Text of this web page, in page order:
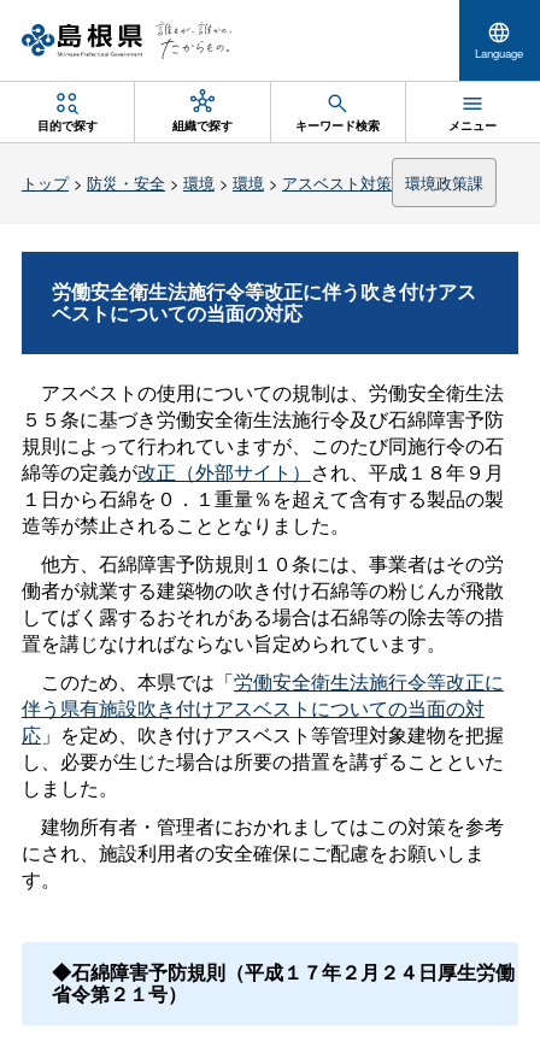
Language
目的で探す 組織で探す キーワード検索 メニュー
トップ> 防災・安全> 環境> 環境> アスベスト対策 環境政策課
労働安全衛生法施行令等改正に伴う吹き付けアス
ベストについての当面の対応
アスベストの使用についての規制は、労働安全衛生法
５５条に基づき労働安全衛生法施行令及び石綿障害予防
規則によって行われていますが、このたび同施行令の石
綿等の定義が改正（外部サイト） され、平成１８年９月
１日から石綿を０．１重量％を超えて含有する製品の製
造等が禁止されることとなりました。
他方、石綿障害予防規則１０条には、事業者はその労
働者が就業する建築物の吹き付け石綿等の粉じんが飛散
してばく露するおそれがある場合は石綿等の除去等の措
置を講じなければならない旨定められています。
このため、本県では「労働安全衛生法施行令等改正に
伴う県有施設吹き付けアスベストについての当面の対
応」を定め、吹き付けアスベスト等管理対象建物を把握
し、必要が生じた場合は所要の措置を講ずることといた
しました。
建物所有者・管理者におかれましてはこの対策を参考
にされ、施設利用者の安全確保にご配慮をお願いしま
す。
◆石綿障害予防規則（平成１７年２月２４日厚生労働
省令第２１号）